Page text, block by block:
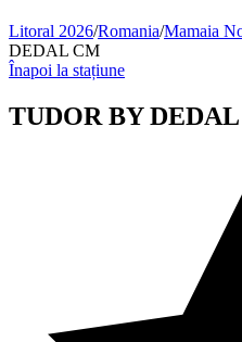
Litoral 2026/Romania/Mamaia
DEDAL CM
Înapoi la stațiune
TUDOR BY